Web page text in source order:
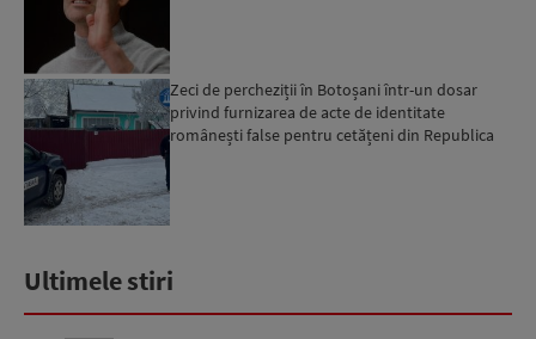
Zeci de percheziții în Botoșani într-un dosar
privind furnizarea de acte de identitate
românești false pentru cetățeni din Republica
Ultimele stiri